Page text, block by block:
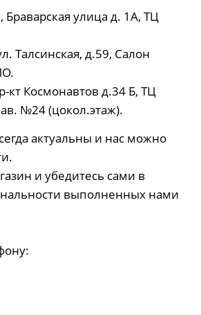
Браварская улица д. 1А, ТЦ
Талсинская, д.59, Салон
кт Космонавтов д.34 Б, ТЦ
№24 (цокол.этаж).
актуальны и нас можно
и убедитесь сами в
выполненных нами